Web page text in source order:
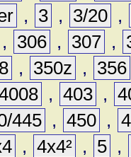
, 3 , 3/20 ,
, 306 , 307 ,
, 350z ,
356
, 403 ,
445 , 450 ,
, 4x4² , 5 ,